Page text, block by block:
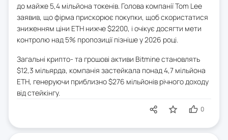
до майже 5,4 мільйона токенів. Голова компанії Tom Lee
заявив, що фірма прискорює покупки, щоб скористатися
зниженням ціни ETH нижче $2200, і очікує досягти мети
контролю над 5% пропозиції пізніше у 2026 році.
Загальні крипто- та грошові активи Bitmine становлять
$12,3 мільярда, компанія застейкала понад 4,7 мільйона
ETH, генеруючи приблизно $276 мільйонів річного доходу
від стейкінгу.
0